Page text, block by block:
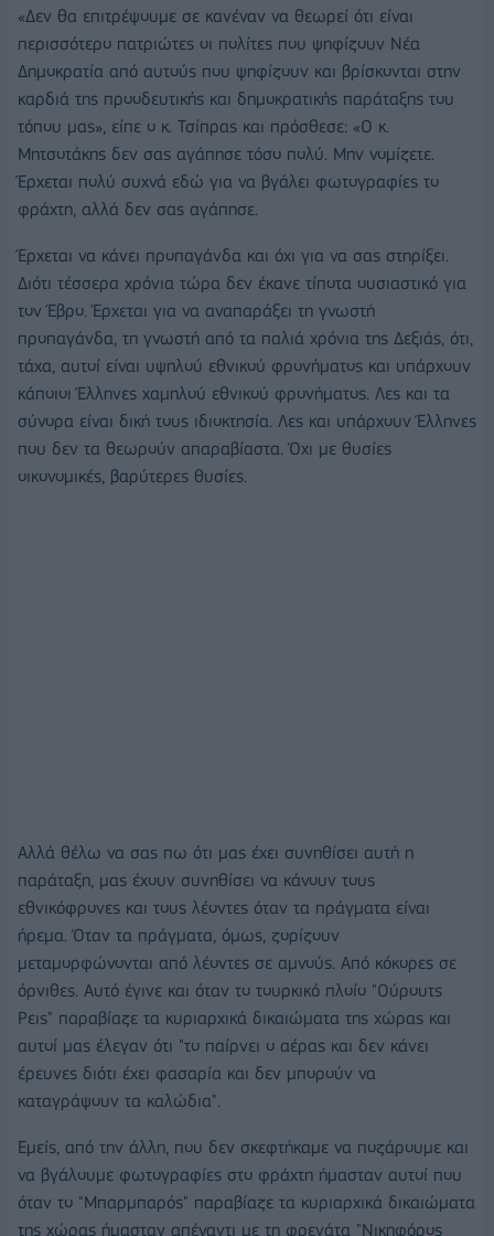
«Δεν θα επιτρέψουμε σε κανέναν να θεωρεί ότι είναι
περισσότερο πατριώτες οι πολίτες που ψηφίζουν Νέα
Δημοκρατία από αυτούς που ψηφίζουν και βρίσκονται στην
καρδιά της προοδευτικής και δημοκρατικής παράταξης του
τόπου μας», είπε ο κ. Τσίπρας και πρόσθεσε: «Ο κ.
Μητσοτάκης δεν σας αγάπησε τόσο πολύ. Μην νομίζετε.
Έρχεται πολύ συχνά εδώ για να βγάλει φωτογραφίες το
φράχτη, αλλά δεν σας αγάπησε.
Έρχεται να κάνει προπαγάνδα και όχι για να σας στηρίξει.
Διότι τέσσερα χρόνια τώρα δεν έκανε τίποτα ουσιαστικό για
τον Έβρο. Έρχεται για να αναπαράξει τη γνωστή
προπαγάνδα, τη γνωστή από τα παλιά χρόνια της Δεξιάς, ότι,
τάχα, αυτοί είναι υψηλού εθνικού φρονήματος και υπάρχουν
κάποιοι Έλληνες χαμηλού εθνικού φρονήματος. Λες και τα
σύνορα είναι δική τους ιδιοκτησία. Λες και υπάρχουν Έλληνες
που δεν τα θεωρούν απαραβίαστα. Όχι με θυσίες
οικονομικές, βαρύτερες θυσίες.
Αλλά θέλω να σας πω ότι μας έχει συνηθίσει αυτή η
παράταξη, μας έχουν συνηθίσει να κάνουν τους
εθνικόφρονες και τους λέοντες όταν τα πράγματα είναι
ήρεμα. Όταν τα πράγματα, όμως, ζορίζουν
μεταμορφώνονται από λέοντες σε αμνούς. Από κόκορες σε
όρνιθες. Αυτό έγινε και όταν το τουρκικό πλοίο "Ούρουτς
Ρεις" παραβίαζε τα κυριαρχικά δικαιώματα της χώρας και
αυτοί μας έλεγαν ότι "το παίρνει ο αέρας και δεν κάνει
έρευνες διότι έχει φασαρία και δεν μπορούν να
καταγράψουν τα καλώδια".
Εμείς, από την άλλη, που δεν σκεφτήκαμε να ποζάρουμε και
να βγάλουμε φωτογραφίες στο φράχτη ήμασταν αυτοί που
όταν το "Μπαρμπαρός" παραβίαζε τα κυριαρχικά δικαιώματα
της χώρας ήμασταν απέναντι με τη φρεγάτα "Νικηφόρος